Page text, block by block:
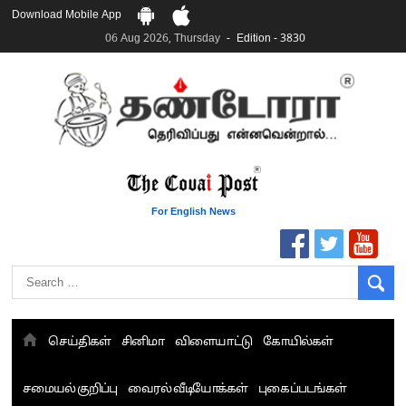
Download Mobile App
06 Aug 2026, Thursday
Edition - 3830
For English News
செய்திகள் சினிமா விளையாட்டு கோயில்கள்
சமையல் குறிப்பு வைரல் வீடியோக்கள் புகைப்படங்கள்